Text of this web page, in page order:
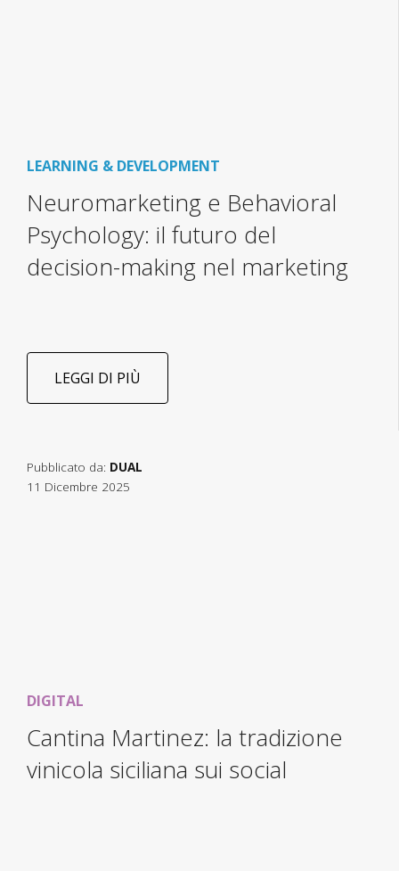
LEARNING & DEVELOPMENT
Neuromarketing e Behavioral
Psychology: il futuro del
decision-making nel marketing
LEGGI DI PIÙ
Pubblicato da: DUAL
11 Dicembre 2025
DIGITAL
Cantina Martinez: la tradizione
vinicola siciliana sui social